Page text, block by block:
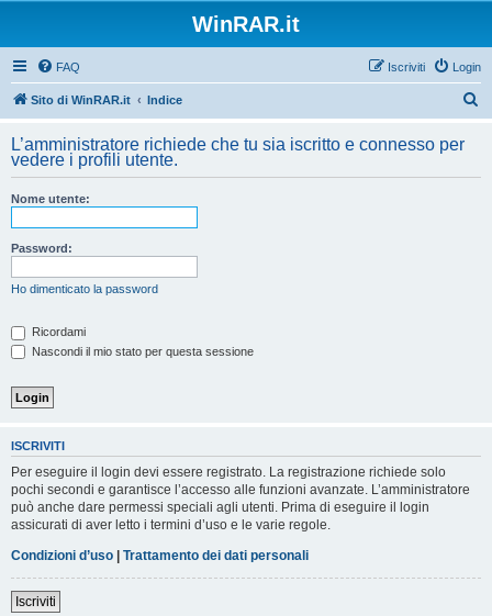
WinRAR.it
FAQ Login
Iscriviti
Sito di WinRAR.it Indice
c
L’amministratore richiede che tu sia iscritto e connesso per
vedere i profili utente.
Nome utente:
Password:
Ho dimenticato la password
Ricordami
Nascondi il mio stato per questa sessione
ISCRIVITI
Per eseguire il login devi essere registrato. La registrazione richiede solo
pochi secondi e garantisce l’accesso alle funzioni avanzate. L’amministratore
può anche dare permessi speciali agli utenti. Prima di eseguire il login
assicurati di aver letto i termini d’uso e le varie regole.
Condizioni d’uso | Trattamento dei dati personali
Iscriviti